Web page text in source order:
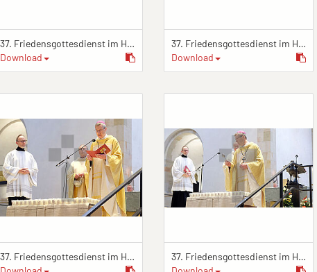
37. Friedensgottesdienst im Hildesheimer Dom
Download
37. Friedensgottesdienst im Hildesheimer Dom
Download
37. Friedensgottesdienst im Hildesheimer Dom
37. Friedensgottesdienst im Hildesheimer Dom